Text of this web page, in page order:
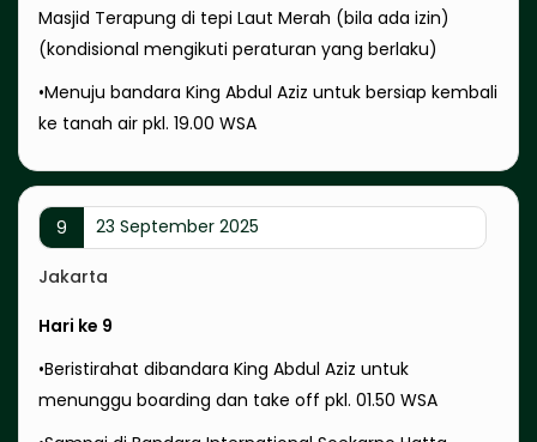
Masjid Terapung di tepi Laut Merah (bila ada izin)
(kondisional mengikuti peraturan yang berlaku)
•Menuju bandara King Abdul Aziz untuk bersiap kembali
ke tanah air pkl. 19.00 WSA
9 23 September 2025
Jakarta
Hari ke 9
•Beristirahat dibandara King Abdul Aziz untuk
menunggu boarding dan take off pkl. 01.50 WSA